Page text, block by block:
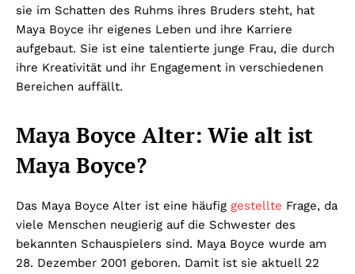
sie im Schatten des Ruhms ihres Bruders steht, hat
Maya Boyce ihr eigenes Leben und ihre Karriere
aufgebaut. Sie ist eine talentierte junge Frau, die durch
ihre Kreativität und ihr Engagement in verschiedenen
Bereichen auffällt.
Maya Boyce Alter: Wie alt ist
Maya Boyce?
Das Maya Boyce Alter ist eine häufig gestellte Frage, da
viele Menschen neugierig auf die Schwester des
bekannten Schauspielers sind. Maya Boyce wurde am
28. Dezember 2001 geboren. Damit ist sie aktuell 22